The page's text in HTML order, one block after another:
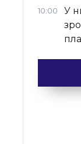
10:00
У